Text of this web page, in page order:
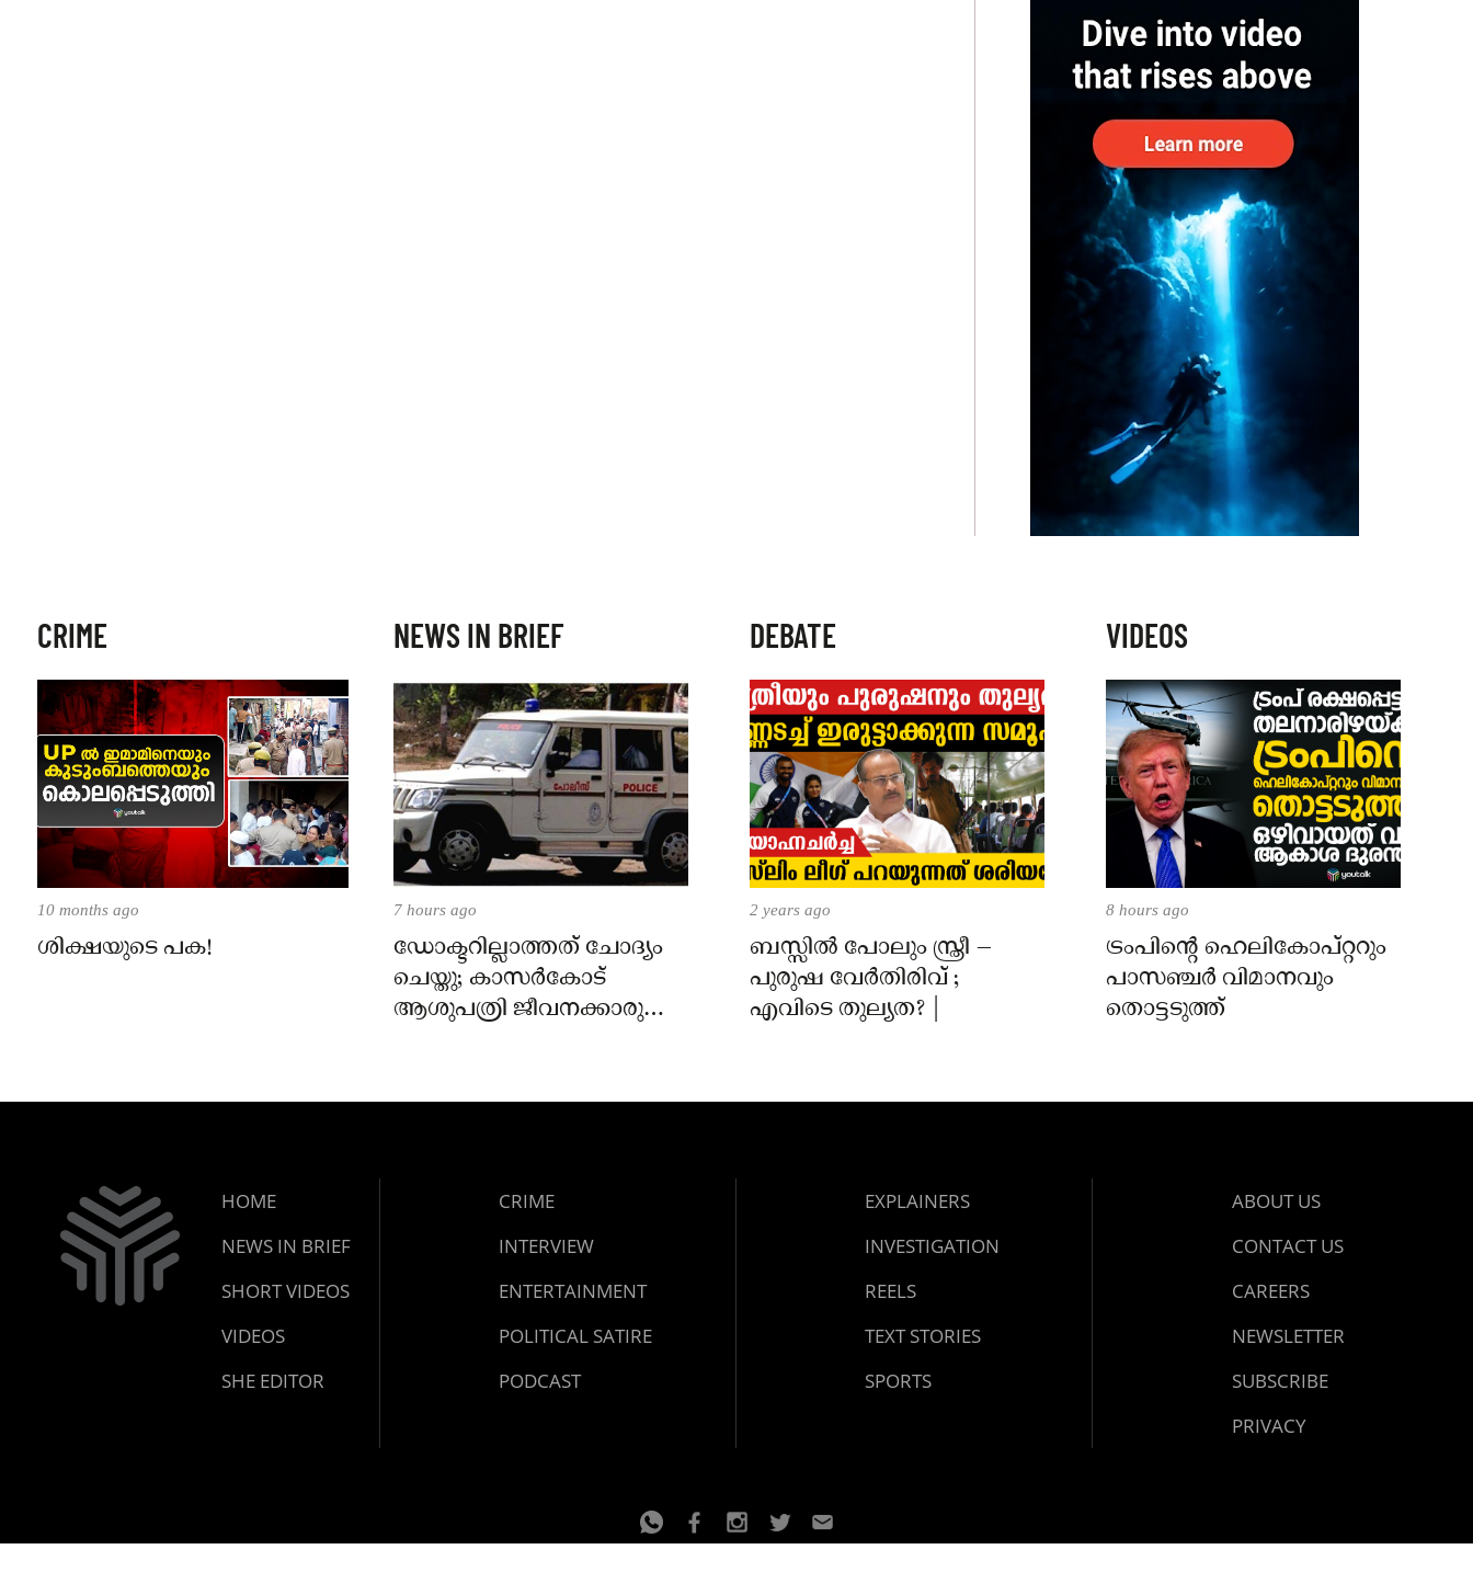
CRIME
10 months ago
ശിക്ഷയുടെ പക!
NEWS IN BRIEF
7 hours ago
ഡോക്ടറില്ലാത്തത് ചോദ്യം
ചെയ്തു; കാസർകോട്
ആശുപത്രി ജീവനക്കാരുടെ
DEBATE
2 years ago
ബസ്സിൽ പോലും സ്ത്രീ –
പുരുഷ വേർതിരിവ് ;
എവിടെ തുല്യത? |
VIDEOS
8 hours ago
ട്രംപിന്റെ ഹെലികോപ്റ്ററും
പാസഞ്ചര്‍ വിമാനവും
തൊട്ടടുത്ത്
HOME
NEWS IN BRIEF
SHORT VIDEOS
VIDEOS
SHE EDITOR
CRIME
INTERVIEW
ENTERTAINMENT
POLITICAL SATIRE
PODCAST
EXPLAINERS
INVESTIGATION
REELS
TEXT STORIES
SPORTS
ABOUT US
CONTACT US
CAREERS
NEWSLETTER
SUBSCRIBE
PRIVACY